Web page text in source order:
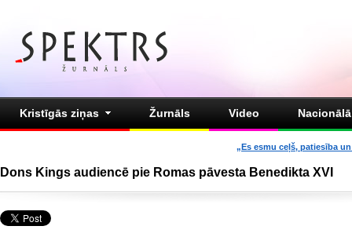
Kristīgās ziņas Žurnāls Video
„Es esmu ceļš, patiesība
Dons Kings audiencē pie Romas pāvesta Benedikta XVI